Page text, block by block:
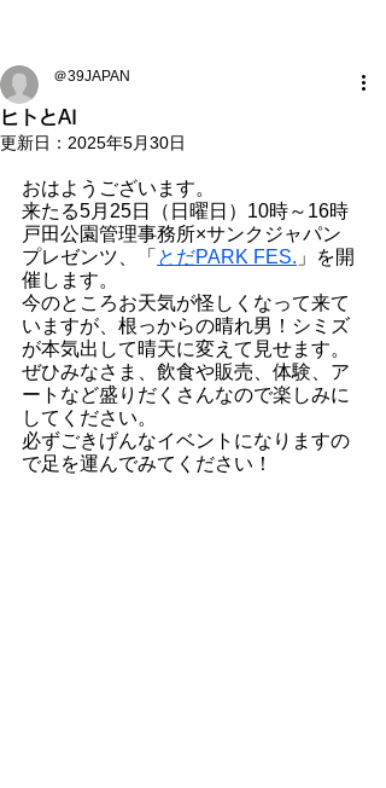
ヒトとAI
＠39JAPAN
更新日： 2025年5月30日
おはようございます。
来たる5月25日（日曜日）10時～16時
戸田公園管理事務所×サンクジャパン
プレゼンツ、「 とだPARK FES. 」を開
催します。
今のところお天気が怪しくなって来て
いますが、根っからの晴れ男！シミズ
が本気出して晴天に変えて見せます。
ぜひみなさま、飲食や販売、体験、ア
ートなど盛りだくさんなので楽しみに
してください。
必ずごきげんなイベントになりますの
で足を運んでみてください！